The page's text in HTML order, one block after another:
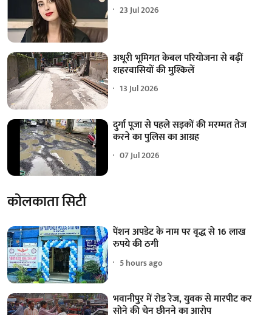
23 Jul 2026
अधूरी भूमिगत केबल परियोजना से बढ़ीं
शहरवासियों की मुश्किलें
13 Jul 2026
दुर्गा पूजा से पहले सड़कों की मरम्मत तेज
करने का पुलिस का आग्रह
07 Jul 2026
कोलकाता सिटी
पेंशन अपडेट के नाम पर वृद्ध से 16 लाख
रुपये की ठगी
5 hours ago
भवानीपुर में रोड रेज, युवक से मारपीट कर
सोने की चेन छीनने का आरोप